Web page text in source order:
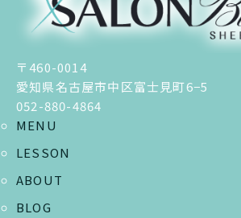
〒460-0014
愛知県名古屋市中区富士見町6−5
052-880-4864
MENU
LESSON
ABOUT
BLOG